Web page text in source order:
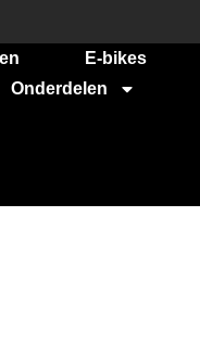
E-bikes
Onderdelen